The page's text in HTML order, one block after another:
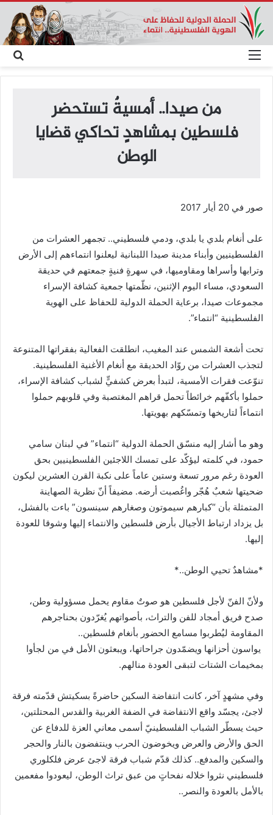
عن
القائمة
من صيدا.. أمسيةٌ تستحضر
فلسطين بمشاهدٍ تحاكي قضايا
الوطن
صور في 20 أيار 2017
على أنغام بلدي يا بلدي، ودمي فلسطيني.. تجمهر العشرات من
الفلسطينيين وأبناء مدينة صيدا اللبنانية ليعلنوا انتماءهم إلى الأرض
وترابها وأسراها ومقاوميها، في سهرةٍ فنيةٍ جمعتهم في حديقة
السعودي، مساء اليوم الإثنين، نظّمتها جمعية كشافة الإسراء
مجموعات صيدا، برعاية الحملة الدولية للحفاظ على الهوية
الفلسطينية “انتماء”.
تحت أشعة الشمس عند المغيب، انطلقت الفعالية بفقراتها المتنوعة
لتجذب العشرات من روّاد الحديقة مع أنغام الأغنية الفلسطينية.
تنوّعت فقرات الأمسية، لتبدأ بعرض كشفيٍّ لشباب كشافة الإسراء،
حملوا بأكفّهم خرائطاً تحمل قراهم المغتصبة وفي قلوبهم حملوا
انتماءاً لتاريخها وتمسّكهم بهويتها.
وهو ما أشار إليه منسّق الحملة الدولية “انتماء” في لبنان سامي
حمود، في كلمته ليؤكّد على تمسك اللاجئين الفلسطينيين بحق
العودة رغم مرور تسعة وستين عاماً على نكبة القرن العشرين ليكون
ضحيتها شعبٌ هُجّر واغُصبت أرضه. مضيفاً أنّ نظرية الصهاينة
المتمثلة بأن “كبارهم سيموتون وصغارهم سينسون” باءت بالفشل،
بل يزداد ارتباط الأجيال بأرض فلسطين والانتماء إليها وشوقا للعودة
إليها.
*مشاهدٌ تحيي الوطن..*
ولأنّ الفنّ لأجل فلسطين هو صوتٌ مقاوم يحمل مسؤولية وطن،
صدح فريق أمجاد للفن والتراث، بأصواتهم يُغرّدون بحناجرهم
المقاومة ليُطربوا مسامع الحضور بأنغام فلسطين..
يواسون أحزانها ويضمّدون جراحاتها، ويبعثون الأمل في من لجأوا
بمخيمات الشتات لتبقى العودة منالهم.
وفي مشهدٍ آخر، كانت انتفاضة السكين حاضرةً بسكيتش قدّمته فرقة
لاجئ، يجسّد واقع الانتفاضة في الضفة الغربية والقدس المحتلتين،
حيث يسطّر الشباب الفلسطينيّ أسمى معاني العزة للدفاع عن
الحق والأرض والعرض ويخوضون الحرب وينتفضون بالنار والحجر
والسكين والمدفع.. كذلك قدّم شباب فرقة لاجئ عرض فلكلوري
فلسطيني نثروا خلاله نفحاتٍ من عبق تراث الوطن، ليعودوا مفعمين
بالأمل بالعودة والنصر..